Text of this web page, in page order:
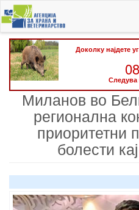
Skip
to
main
content
Доколку најдете
Следува
Миланов во
регионална
приоритетни
болести